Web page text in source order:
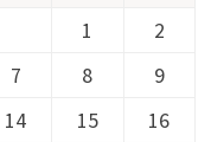
1
2
7 8
9
14 15
16